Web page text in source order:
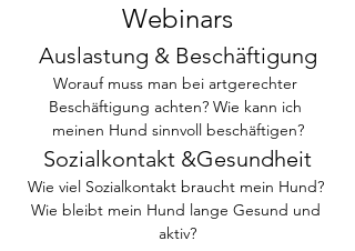
Webinars
Auslastung & Beschäftigung
Worauf muss man bei artgerechter
Beschäftigung achten? Wie kann ich
meinen Hund sinnvoll beschäftigen?
Sozialkontakt &Gesundheit
Wie viel Sozialkontakt braucht mein Hund?
Wie bleibt mein Hund lange Gesund und
aktiv?